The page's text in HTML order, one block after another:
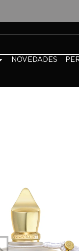
NOVEDADES